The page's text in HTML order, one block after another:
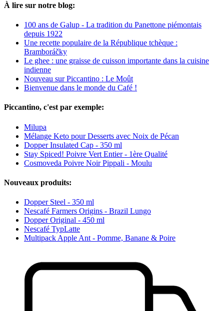
À lire sur notre blog:
100 ans de Galup - La tradition du Panettone piémontais
depuis 1922
Une recette populaire de la République tchèque :
Bramboráčky
Le ghee : une graisse de cuisson importante dans la cuisine
indienne
Nouveau sur Piccantino : Le Moût
Bienvenue dans le monde du Café !
Piccantino, c'est par exemple:
Milupa
Mélange Keto pour Desserts avec Noix de Pécan
Dopper Insulated Cap - 350 ml
Stay Spiced! Poivre Vert Entier - 1ère Qualité
Cosmoveda Poivre Noir Pippali - Moulu
Nouveaux produits:
Dopper Steel - 350 ml
Nescafé Farmers Origins - Brazil Lungo
Dopper Original - 450 ml
Nescafé TypLatte
Multipack Apple Ant - Pomme, Banane & Poire